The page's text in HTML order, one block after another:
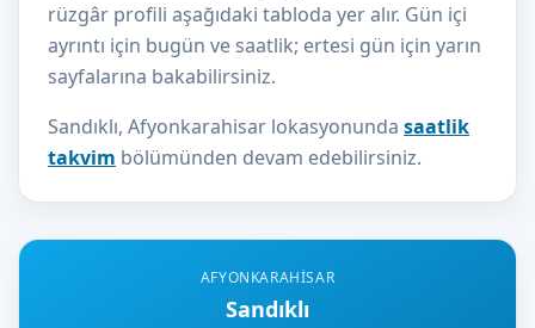
AFYONKARAHISAR
Sandıklı
rüzgâr profili aşağıdaki tabloda yer alır. Gün içi
ayrıntı için bugün ve saatlik; ertesi gün için yarın
sayfalarına bakabilirsiniz.
Sandıklı, Afyonkarahisar lokasyonunda saatlik
takvim bölümünden devam edebilirsiniz.